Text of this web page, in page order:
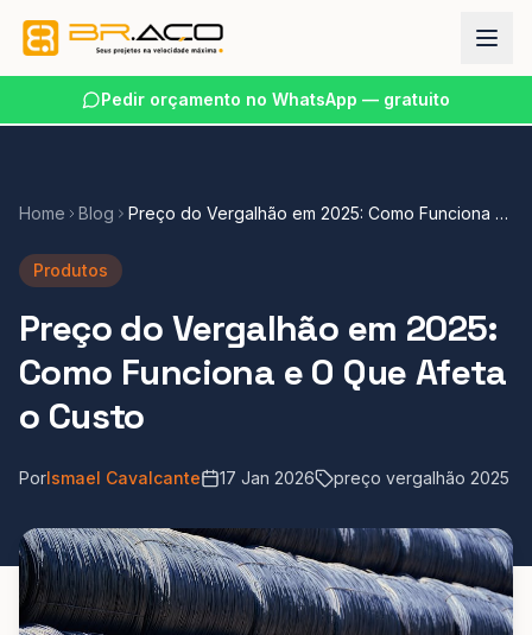
Pedir orçamento no WhatsApp — gratuito
Home Blog
Preço do Vergalhão em 2025: Como Funciona e
Produtos
Preço do Vergalhão em 2025:
Como Funciona e O Que Afeta
o Custo
PorIsmael Cavalcante 17 Jan 2026 preço vergalhão 2025